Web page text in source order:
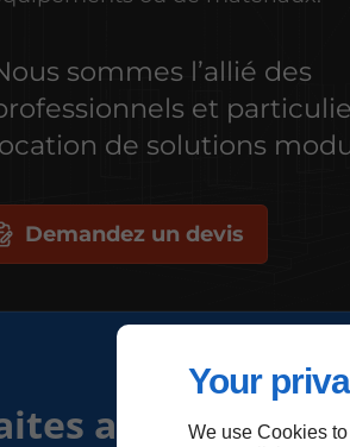
Your
We use Cookies
sommes l’allié des
et
de solutions
Demandez un devis
appel à notre